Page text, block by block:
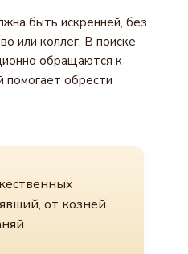
быть искренней, без
или коллег. В поиске
обращаются к
помогает обрести
от козней